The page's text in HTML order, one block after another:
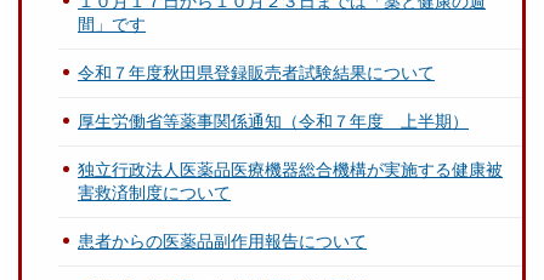
間」です
令和７年度秋田県登録販売者試験結果について
厚生労働省等薬事関係通知（令和７年度 上半期）
独立行政法人医薬品医療機器総合機構が実施する健康被
害救済制度について
患者からの医薬品副作用報告について